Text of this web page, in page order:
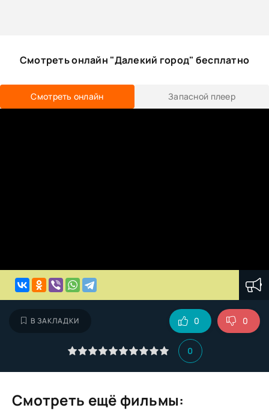
Смотреть онлайн "Далекий город" бесплатно
Смотреть онлайн Запасной плеер
В ЗАКЛАДКИ
0
0 0
Смотреть ещё фильмы: